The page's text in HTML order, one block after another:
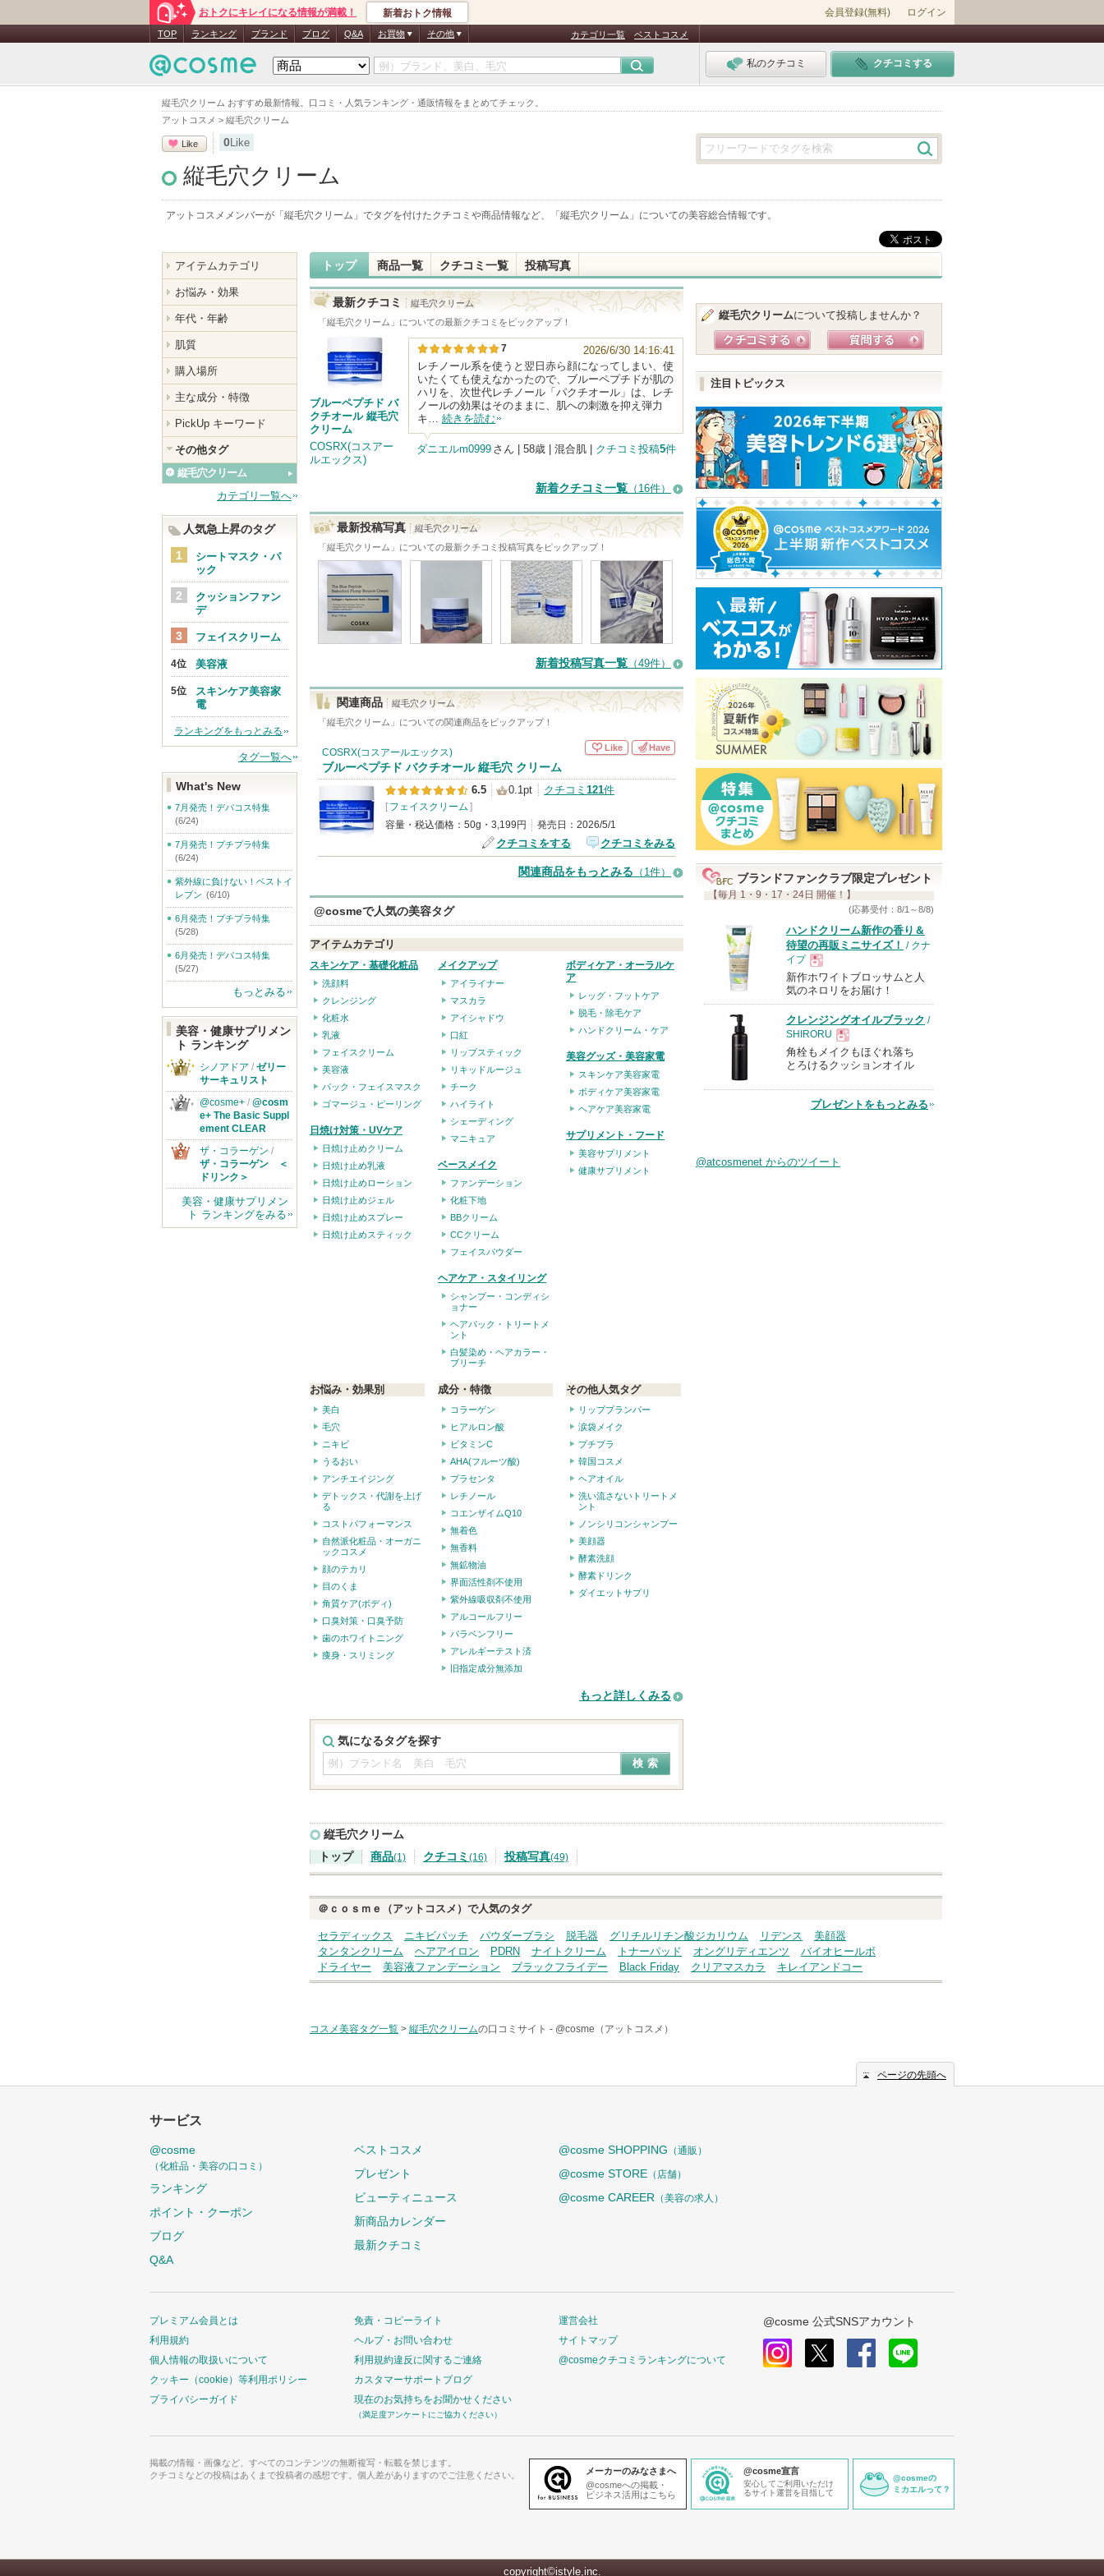
縦毛穴クリーム おすすめ最新情報。口コミ・人気ランキング・通販情報をまとめてチェック。
アットコスメ > 縦毛穴クリーム
おトクにキレイになる情報が満載！ 新着おトク情報 会員登録(無料) ログイン
TOP ランキング ブランド ブログ Q&A お買物 その他 カテゴリ一覧 ベストコスメ
私のクチコミ クチコミする
Like 0Like
縦毛穴クリーム
アットコスメメンバーが「 縦毛穴クリーム 」でタグを付けたクチコミや商品情報など、「 縦毛穴クリーム 」についての美容総合情報です。
トップ 商品一覧 クチコミ一覧 投稿写真
最新クチコミ
縦毛穴クリーム
「縦毛穴クリーム 」についての最新クチコミをピックアップ！
ブルーペプチド バ
クチオール 縦毛穴
クリーム
COSRX(コスアー
ルエックス)
7
2026/6/30 14:16:41
レチノール系を使うと翌日赤ら顔になってしまい、使
いたくても使えなかったので、ブルーペプチドが肌の
ハリを、次世代レチノール「パクチオール」は、レチ
ノールの効果はそのままに、肌への刺激を抑え弾力
キ… 続きを読む
ダニエルm0999 さん | 58歳 | 混合肌 | クチコミ投稿5件
新着クチコミ一覧 （16件）
最新投稿写真
縦毛穴クリーム
「縦毛穴クリーム 」についての最新クチコミ投稿写真をピックアップ！
新着投稿写真一覧 （49件）
関連商品
縦毛穴クリーム
「縦毛穴クリーム 」についての関連商品をピックアップ！
COSRX(コスアールエックス)
ブルーペプチド バクチオール 縦毛穴 クリーム
Like Have
6.5 0.1pt クチコミ 121件
[ フェイスクリーム ]
容量・税込価格：50g・3,199円
発売日：2026/5/1
クチコミをする クチコミをみる
関連商品をもっとみる （1件）
@cosmeで人気の美容タグ
アイテムカテゴリ
スキンケア・基礎化粧品
洗顔料
クレンジング
化粧水
乳液
フェイスクリーム
美容液
パック・フェイスマスク
ゴマージュ・ピーリング
日焼け対策・UVケア
日焼け止めクリーム
日焼け止め乳液
日焼け止めローション
日焼け止めジェル
日焼け止めスプレー
日焼け止めスティック
メイクアップ
アイライナー
マスカラ
アイシャドウ
口紅
リップスティック
リキッドルージュ
チーク
ハイライト
シェーディング
マニキュア
ベースメイク
ファンデーション
化粧下地
BBクリーム
CCクリーム
フェイスパウダー
ヘアケア・スタイリング
シャンプー・コンディシ
ョナー
ヘアパック・トリートメ
ント
白髪染め・ヘアカラー・
ブリーチ
ボディケア・オーラルケ
ア
レッグ・フットケア
脱毛・除毛ケア
ハンドクリーム・ケア
美容グッズ・美容家電
スキンケア美容家電
ボディケア美容家電
ヘアケア美容家電
サプリメント・フード
美容サプリメント
健康サプリメント
お悩み・効果別
美白
毛穴
ニキビ
うるおい
アンチエイジング
デトックス・代謝を上げ
る
コストパフォーマンス
自然派化粧品・オーガニ
ックコスメ
顔のテカリ
目のくま
角質ケア(ボディ)
口臭対策・口臭予防
歯のホワイトニング
痩身・スリミング
成分・特徴
コラーゲン
ヒアルロン酸
ビタミンC
AHA(フルーツ酸)
プラセンタ
レチノール
コエンザイムQ10
無着色
無香料
無鉱物油
界面活性剤不使用
紫外線吸収剤不使用
アルコールフリー
パラベンフリー
アレルギーテスト済
旧指定成分無添加
その他人気タグ
リッププランパー
涙袋メイク
プチプラ
韓国コスメ
ヘアオイル
洗い流さないトリートメ
ント
ノンシリコンシャンプー
美顔器
酵素洗顔
酵素ドリンク
ダイエットサプリ
もっと詳しくみる
気になるタグを探す
縦毛穴クリームについて投稿しませんか？
注目トピックス
ブランドファンクラブ限定プレゼント
【毎月 1・9・17・24日 開催！】
(応募受付：8/1～8/8)
ハンドクリーム新作の香り＆
待望の再販ミニサイズ！ / クナ
イプ
現
品
新作ホワイトブロッサムと人
気のネロリをお届け！
クレンジングオイルブラック /
SHIRORU
現
品
角栓もメイクもほぐれ落ち
とろけるクッションオイル
プレゼントをもっとみる
@atcosmenet からのツイート
縦毛穴クリーム
トップ
商品(1) クチコミ (16) 投稿写真(49)
＠ｃｏｓｍｅ（アットコスメ）で人気のタグ
セラディックス ニキビパッチ パウダーブラシ 脱毛器 グリチルリチン酸ジカリウム リデンス
美顔器
タンタンクリーム
ヘアアイロン PDRN ナイトクリーム トナーパッド オングリディエンツ
バイオヒールボ
ドライヤー
美容液ファンデーション ブラックフライデー Black Friday クリアマスカラ キレイアンドコー
コスメ美容タグ一覧 > 縦毛穴クリームの口コミサイト - @cosme（アットコスメ）
アイテムカテゴリ
お悩み・効果
年代・年齢
肌質
購入場所
主な成分・特徴
PickUp キーワード
その他タグ
縦毛穴クリーム
カテゴリ一覧へ
人気急上昇のタグ
シートマスク・パ
ック
クッションファン
デ
フェイスクリーム
美容液
スキンケア美容家
電
ランキングをもっとみる
タグ一覧へ
What's New
7月発売！デパコス特集
(6/24)
7月発売！プチプラ特集
(6/24)
紫外線に負けない！ベストイ
レブン (6/10)
6月発売！プチプラ特集
(5/28)
6月発売！デパコス特集
(5/27)
もっとみる
美容・健康サプリメン
ト ランキング
シノアドア / ゼリー
サーキュリスト
@cosme+ / @cosm
e+ The Basic Suppl
ement CLEAR
ザ・コラーゲン /
ザ・コラーゲン ＜
ドリンク＞
美容・健康サプリメン
ト ランキングをみる
ページの先頭へ
サービス
@cosme
（化粧品・美容の口コミ）
ランキング
ポイント・クーポン
ブログ
Q&A
ベストコスメ
プレゼント
ビューティニュース
新商品カレンダー
最新クチコミ
@cosme SHOPPING （通販）
@cosme STORE （店舗）
@cosme CAREER （美容の求人）
プレミアム会員とは
利用規約
個人情報の取扱いについて
クッキー（cookie）等利用ポリシー
プライバシーガイド
免責・コピーライト
ヘルプ・お問い合わせ
利用規約違反に関するご連絡
カスタマーサポートブログ
現在のお気持ちをお聞かせください
（満足度アンケートにご協力ください）
運営会社
サイトマップ
@cosmeクチコミランキングについて
@cosme 公式SNSアカウント
掲載の情報・画像など、すべてのコンテンツの無断複写・転載を禁じます。
クチコミなどの投稿はあくまで投稿者の感想です。個人差がありますのでご注意ください。
メーカーのみなさまへ
@cosmeへの掲載・
ビジネス活用はこちら
@cosme宣言
安心してご利用いただけ
るサイト運営を目指して
@cosmeの
ミカエルって？
copyright©istyle,inc.